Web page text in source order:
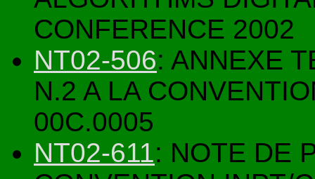
CONFERENCE 2002
NT02-506: ANNEXE
N.2 A LA
00C.0005
NT02-611: NOTE DE